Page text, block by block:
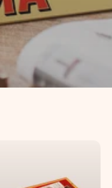
nous attribuent
de tous les
étapes – avec
qui touche le cœur.
le moment idéal.